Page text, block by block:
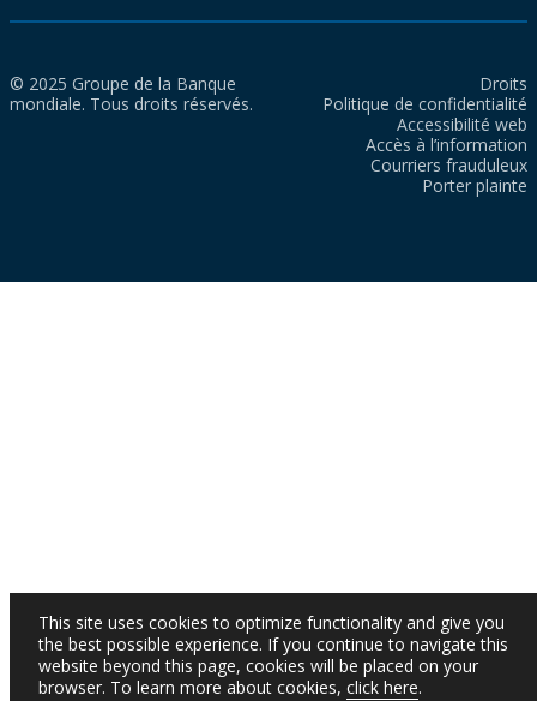
© 2025 Groupe de la Banque
mondiale. Tous droits réservés.
Droits
Politique de confidentialité
Accessibilité web
Accès à l’information
Courriers frauduleux
Porter plainte
This site uses cookies to optimize functionality and give you
the best possible experience. If you continue to navigate this
website beyond this page, cookies will be placed on your
browser. To learn more about cookies, click here.